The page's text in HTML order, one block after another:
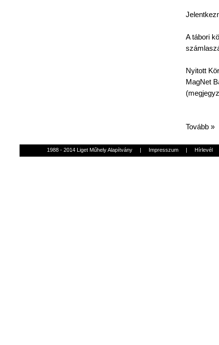
Atábori
Nyitott Kör
MagNet
(
Tovább »
1988 - 2014 Liget Műhely Alapítvány | Impresszum | Hírlevél